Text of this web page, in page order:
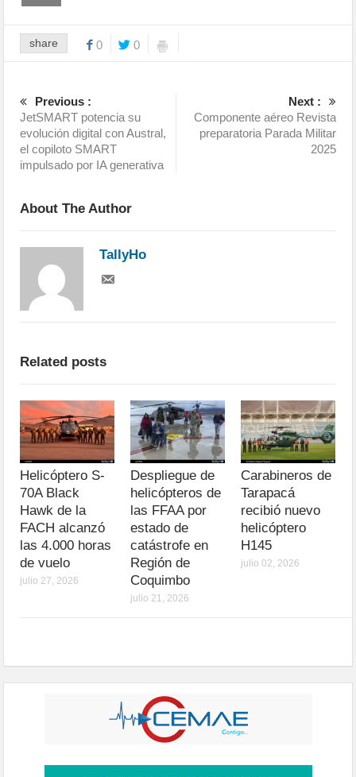
share 0 0
Previous :
JetSMART potencia su
evolución digital con Austral,
el copiloto SMART
impulsado por IA generativa
Next :
Componente aéreo Revista
preparatoria Parada Militar
2025
About The Author
TallyHo
Related posts
Helicóptero S-
70A Black
Hawk de la
FACH alcanzó
las 4.000 horas
de vuelo
julio 27, 2026
Despliegue de
helicópteros de
las FFAA por
estado de
catástrofe en
Región de
Coquimbo
julio 21, 2026
Carabineros de
Tarapacá
recibió nuevo
helicóptero
H145
julio 02, 2026